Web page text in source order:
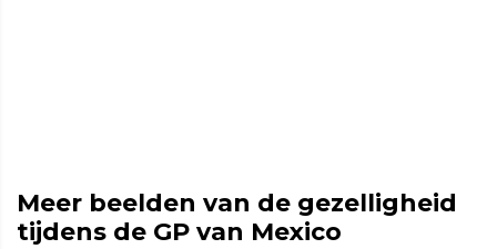
Meer beelden van de gezelligheid
tijdens de GP van Mexico